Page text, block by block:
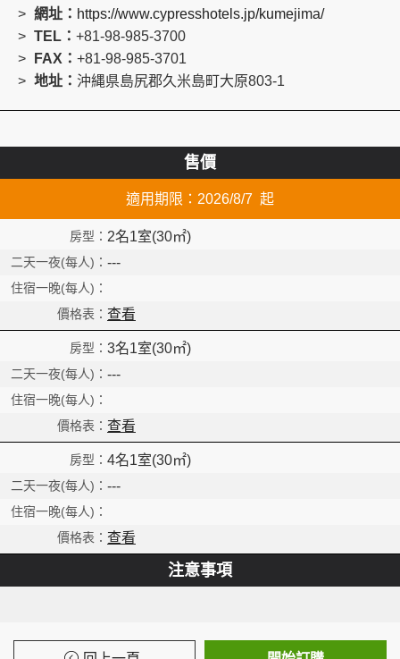
網址： https://www.cypresshotels.jp/kumejima/
TEL： +81-98-985-3700
FAX： +81-98-985-3701
地址： 沖縄県島尻郡久米島町大原803-1
售價
適用期限：2026/8/7 起
2名1室(30㎡)
---
查看
3名1室(30㎡)
---
查看
4名1室(30㎡)
---
查看
注意事項